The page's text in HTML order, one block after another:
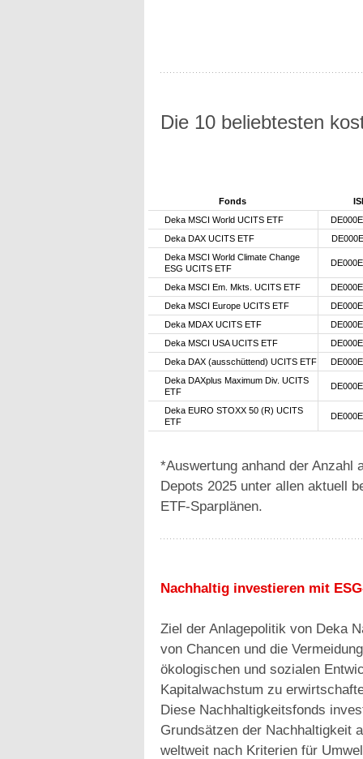
Die 10 beliebtesten
Fonds
Deka MSCI World UCITS ETF
Deka DAX UCITS ETF
Deka MSCI World Climate Change
ESG UCITS ETF
Deka MSCI Em. Mkts. UCITS ETF
Deka MSCI Europe UCITS ETF
Deka MDAX UCITS ETF
Deka MSCI USA UCITS ETF
Deka DAX (ausschüttend) UCITS ETF
Deka DAXplus Maximum Div. UCITS
ETF
Deka EURO STOXX 50 (R) UCITS
ETF
*Auswertung anhand der Anzahl
Depots 2025 unter allen aktuell
ETF-Sparplänen.
Nachhaltig investieren mit
Ziel der Anlagepolitik von Deka
von Chancen und die
ökologischen und sozialen
Kapitalwachstum zu
Diese Nachhaltigkeitsfonds
Grundsätzen der Nachhaltigkeit
weltweit nach Kriterien für